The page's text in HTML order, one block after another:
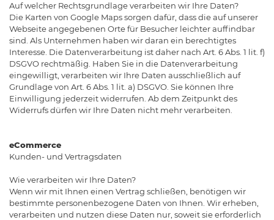
Auf welcher Rechtsgrundlage verarbeiten wir Ihre Daten?
Die Karten von Google Maps sorgen dafür, dass die auf unserer
Webseite angegebenen Orte für Besucher leichter auffindbar
sind. Als Unternehmen haben wir daran ein berechtigtes
Interesse. Die Datenverarbeitung ist daher nach Art. 6 Abs. 1 lit. f)
DSGVO rechtmäßig. Haben Sie in die Datenverarbeitung
eingewilligt, verarbeiten wir Ihre Daten ausschließlich auf
Grundlage von Art. 6 Abs. 1 lit. a) DSGVO. Sie können Ihre
Einwilligung jederzeit widerrufen. Ab dem Zeitpunkt des
Widerrufs dürfen wir Ihre Daten nicht mehr verarbeiten.
eCommerce
Kunden- und Vertragsdaten
Wie verarbeiten wir Ihre Daten?
Wenn wir mit Ihnen einen Vertrag schließen, benötigen wir
bestimmte personenbezogene Daten von Ihnen. Wir erheben,
verarbeiten und nutzen diese Daten nur, soweit sie erforderlich